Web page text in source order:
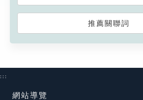
推薦關聯詞
:::
網站導覽